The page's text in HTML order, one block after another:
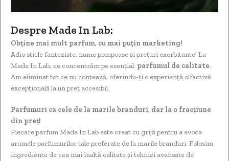
Despre Made In Lab:
Obține mai mult parfum, cu mai puțin marketing!
Adio sticle fanteziste, nume pompoase și prețuri exorbitante! La
Made In Lab, ne concentrăm pe esențial: parfumul de calitate.
Am eliminat tot ce nu contează, oferindu-ți o experiență olfactivă
excepțională la un preț accesibil.
Parfumuri ca cele de la marile branduri, dar la o fracțiune
din preț!
Fiecare parfum Made In Lab este creat cu grijă pentru a evoca
aromele parfumurilor tale preferate de la marile branduri. Folosim
ingrediente de cea mai înaltă calitate și tehnici avansate de